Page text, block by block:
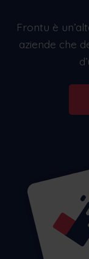
Frontu è
aziende che